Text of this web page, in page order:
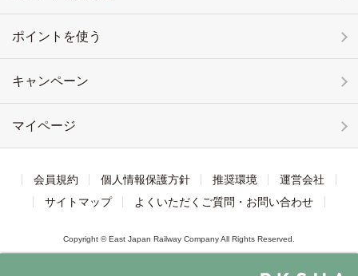
ポイントを使う
キャンペーン
マイページ
会員規約 個人情報保護方針 推奨環境
運営会社
サイトマップ
よくいただくご質問・お問い合わせ
Copyright © East Japan Railway Company All Rights Reserved.